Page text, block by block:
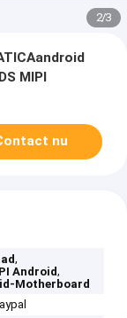
2/3
MIPI
nu
,
Android,
Motherboard